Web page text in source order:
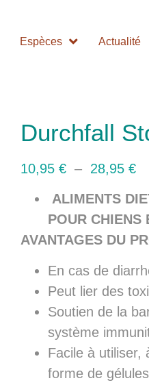
Espèces Actualité
Durchfall
10,95 € – 28,95 €
ALIMENTS
POUR CHIENS
AVANTAGES DU
En cas de
Peut lier des
Soutien de la
système
Facile à utiliser,
forme de